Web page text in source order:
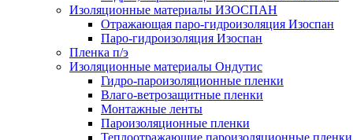
Изоляционные материалы ИЗОСПАН
Отражающая паро-гидроизоляция Изоспан
Паро-гидроизоляция Изоспан
Пленка п/э
Изоляционные материалы Ондутис
Гидро-пароизоляционные пленки
Влаго-ветрозащитные пленки
Монтажные ленты
Пароизоляционные пленки
Теплоотражающие пароизоляционные пленки